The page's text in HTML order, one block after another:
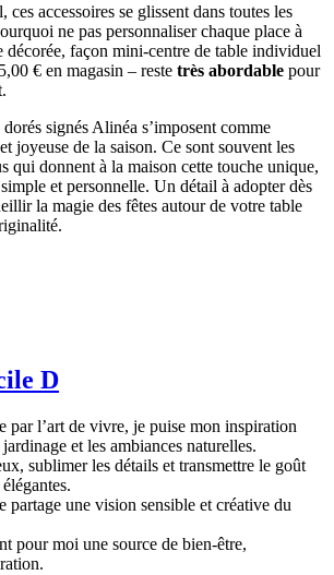
ces accessoires se glissent dans toutes les
ne pas personnaliser chaque place à
décorée, façon mini-centre de table individuel
€ en magasin – reste très abordable pour
signés Alinéa s’imposent comme
joyeuse de la saison. Ce sont souvent les
qui donnent à la maison cette touche unique,
et personnelle. Un détail à adopter dès
la magie des fêtes autour de votre table
D
par l’art de vivre, je puise mon inspiration
et les ambiances naturelles.
sublimer les détails et transmettre le goût
partage une vision sensible et créative du
pour moi une source de bien-être,